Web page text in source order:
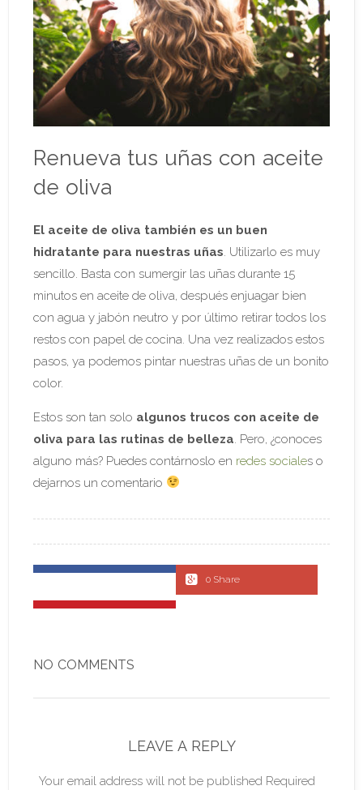
Renueva tus uñas con aceite
de oliva
El aceite de oliva también es un buen
hidratante para nuestras uñas. Utilizarlo es muy
sencillo. Basta con sumergir las uñas durante 15
minutos en aceite de oliva, después enjuagar bien
con agua y jabón neutro y por último retirar todos los
restos con papel de cocina. Una vez realizados estos
pasos, ya podemos pintar nuestras uñas de un bonito
color.
Estos son tan solo algunos trucos con aceite de
oliva para las rutinas de belleza. Pero, ¿conoces
alguno más? Puedes contárnoslo en redes sociales o
dejarnos un comentario
0 Share
NO COMMENTS
LEAVE A REPLY
Your email address will not be published Required